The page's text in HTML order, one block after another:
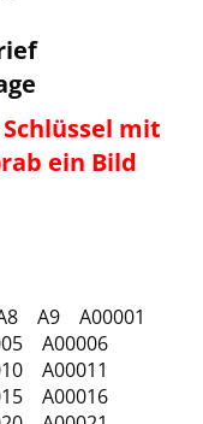
mit
ein Bild
A9 A00001
A00006
A00011
A00016